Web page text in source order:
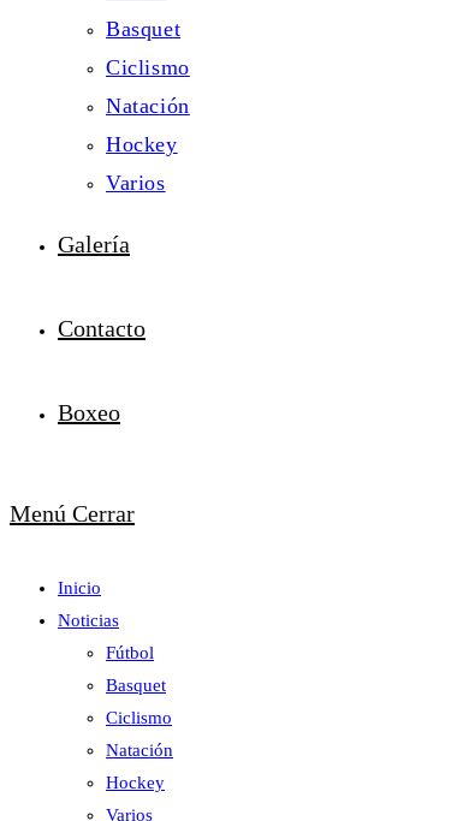
Basquet
Ciclismo
Natación
Hockey
Varios
Galería
Contacto
Boxeo
Menú Cerrar
Inicio
Noticias
Fútbol
Basquet
Ciclismo
Natación
Hockey
Varios